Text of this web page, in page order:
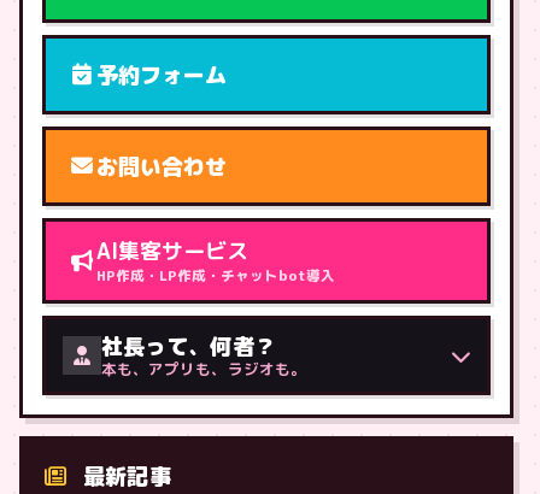
予約フォーム
お問い合わせ
AI集客サービス
HP作成・LP作成・チャットbot導入
社長って、何者？
本も、アプリも、ラジオも。
最新記事